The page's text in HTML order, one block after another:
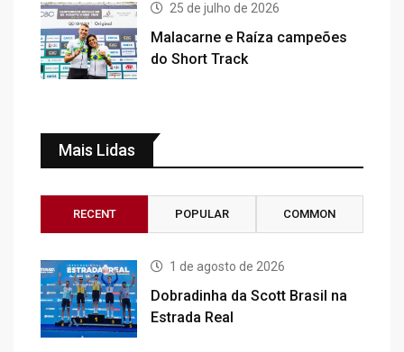
25 de julho de 2026
Malacarne e Raíza campeões
do Short Track
Mais Lidas
RECENT POPULAR COMMON
1 de agosto de 2026
Dobradinha da Scott Brasil na
Estrada Real